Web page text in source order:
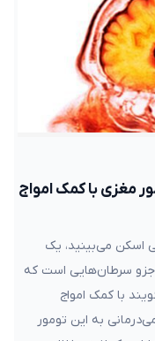
مغزی با کمک امواج
می‌بینید، یک
جزو سرطان‌هایی است که
با کمک امواج
به این تومور